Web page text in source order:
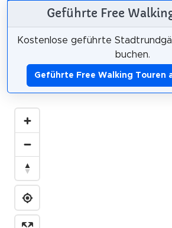
Geführte Free
Kostenlose geführte
buchen.
Geführte Free Walking Touren